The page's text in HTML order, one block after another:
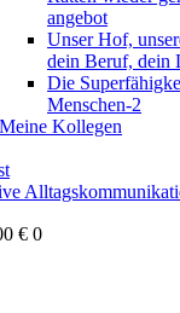
angebot
Unser Hof,
dein Beruf, dein
Die
Menschen-2
Meine Kollegen
€ 0